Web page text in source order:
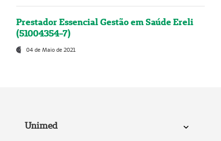
Prestador Essencial Gestão em Saúde Ereli
(51004354-7)
04 de Maio de 2021
Unimed